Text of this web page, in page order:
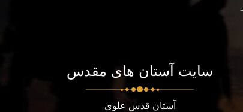
سایت آستان های مقدس
آستان قدس علوی